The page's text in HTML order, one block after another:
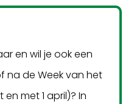
en wil je ook een
na de Week van het
met 1 april)? In